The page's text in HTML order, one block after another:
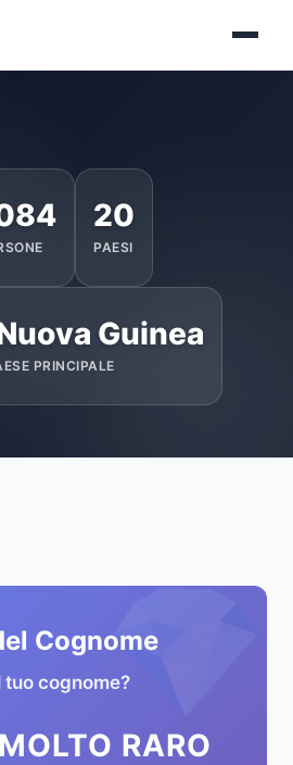
20
PAESI
Guinea
PRINCIPALE
💎
Cognome
tuo cognome?
MOLTO RARO